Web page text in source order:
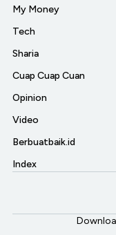
My Money
Tech
Sharia
Cuap Cuap Cuan
Opinion
Video
Berbuatbaik.id
Index